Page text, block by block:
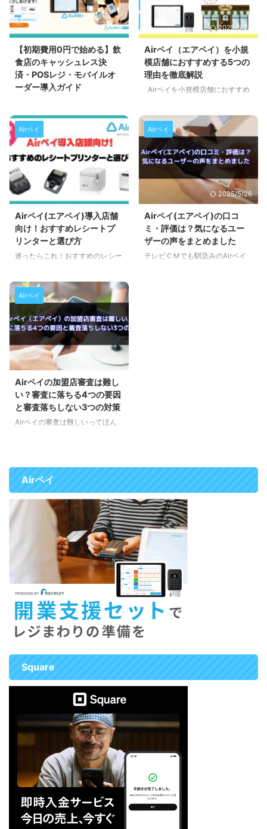
2026/7/28
【初期費用0円で始める】飲
食店のキャッシュレス決
済・POSレジ・モバイルオ
ーダー導入ガイド
いけど、初期費用が高そう…」
「POSレジやモバイルオーダーも
気になるけど、コストが心配…」
このような理由で導入をためらっ
ていませんか？ 実は飲食店で
は、キャッシュレス決済・POSレ
ジ・モバイルオーダーを初期費用
0円で導入することが可能です。
本記事では、コストを抑えてキャ
ッシュレス決済やモバイルオーダ
ーを導入したい方に向けて、Air
ペイ・Airレジを活用した0円導入
の方法をわかりやすく解説しま
の組合せで0円導入ができます ...
2025/5/26
Airペイ（エアペイ）を小規
模店舗におすすめする5つの
理由を徹底解説
Airペイを小規模店舗におすすめ
商店にキャッシュレス決済を導入
する場合どの代行会社にしようか
迷ってしまいますよね。 結論か
ら言うと小さなお店にはAirペイ
が最適です！ このページでは小
規模店舗のキャッシュレス決済に
Airペイをおすすめする5つの理由
を徹底解説していきます。 Airペ
入費用0円 月額固定費0円、入金
手数料無料 決済できるキャッシ
ュレスの種類が多い 手数料優遇
プランがある 高性能POSレジが
Airペイ
2025/5/26
Airペイ(エアペイ)導入店舗
向け！おすすめレシートプ
リンターと選び方
迷ったらこれ！おすすめのレシー
イ）で使用するレシートプリンタ
ーのお勧め機種です。 持ち運び
ができるモバイル型のレシートプ
リンターとレジカウンターに設置
する据置型のレシートプリンター
のお勧め機種をそれぞれ1種ご紹
介します。 もしレシートプリン
ター選びで迷った場合はこの2つ
【モバイル型】セイコーインスツ
ル MP-B20 セイコーインスツ
ルMP-B20は重さ180gの手のひ
らサイズのプリンターで、テーブ
Airペイ
2025/5/26
Airペイ(エアペイ)の口コ
ミ・評価は？気になるユー
ザーの声をまとめました
テレビＣＭでも馴染みのAirペイ
Airペイ
2025/5/26
Airペイの加盟店審査は難し
い？審査に落ちる4つの要因
と審査落ちしない3つの対策
Airペイの審査は難しいってほん
いって聞くけど本当でしょうか？
Xの口コミを見て見ても エアペイ
の審査落ちた
何か不備でもあ
ったかな
もういいけど
pic.twitter.com/mA7gjFDEDT —
マスカット (@muscat86)
September 7, 2023 エアペイの審
何か不備があったの
かな どーしよ — シゲ @MINI乗り
Airペイ
Square